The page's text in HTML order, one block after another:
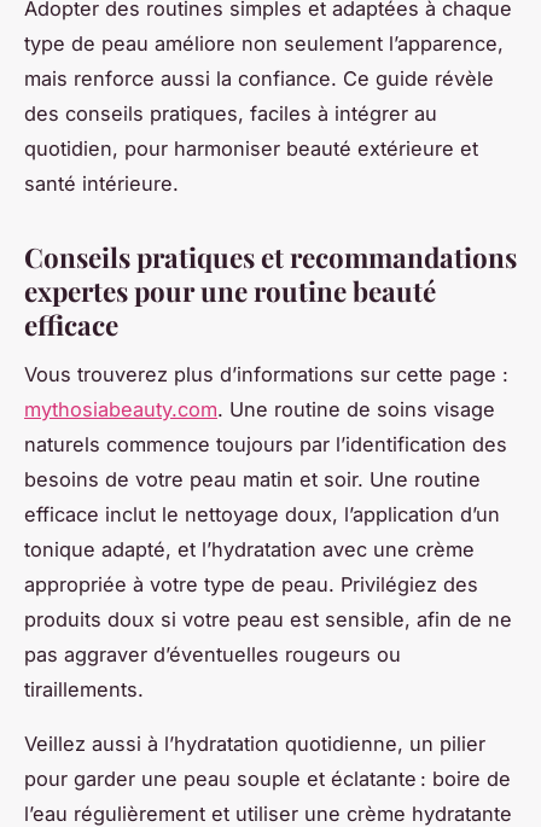
Adopter des routines simples et adaptées à chaque
type de peau améliore non seulement l’apparence,
mais renforce aussi la confiance. Ce guide révèle
des conseils pratiques, faciles à intégrer au
quotidien, pour harmoniser beauté extérieure et
santé intérieure.
Conseils pratiques et recommandations
expertes pour une routine beauté
efficace
Vous trouverez plus d’informations sur cette page :
mythosiabeauty.com. Une routine de soins visage
naturels commence toujours par l’identification des
besoins de votre peau matin et soir. Une routine
efficace inclut le nettoyage doux, l’application d’un
tonique adapté, et l’hydratation avec une crème
appropriée à votre type de peau. Privilégiez des
produits doux si votre peau est sensible, afin de ne
pas aggraver d’éventuelles rougeurs ou
tiraillements.
Veillez aussi à l’hydratation quotidienne, un pilier
pour garder une peau souple et éclatante : boire de
l’eau régulièrement et utiliser une crème hydratante